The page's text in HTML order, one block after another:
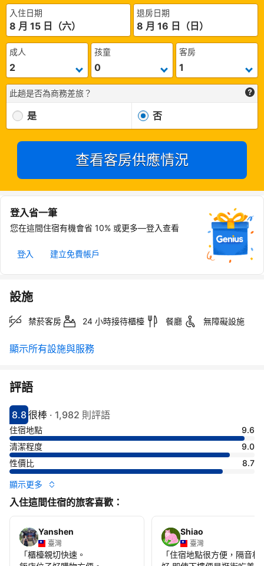
入住日期
8 月 15 日（六）
退房日期
8 月 16 日（日）
成人 孩童 客房
此趟是否為商務差旅？
是 否
查看客房供應情況
登入省一筆
您在這間住宿有機會省 10% 或更多—登入查看
登入 建立免費帳戶
設施
禁菸客房 24 小時接待櫃檯 餐廳 無障礙設施
顯示所有設施與服務
評語
分數8.8分
8.8
評比很棒
很棒 · 1,982 則評語
住宿地點
9.6
清潔程度
9.0
性價比
8.7
顯示更多
入住這間住宿的旅客喜歡：
Yanshen
臺灣
「櫃檯親切快速。
Shiao
臺灣
「住宿地點很方便，隔音相